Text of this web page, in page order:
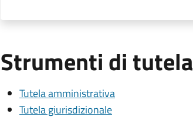
Strumenti di tutela
Tutela amministrativa
Tutela giurisdizionale